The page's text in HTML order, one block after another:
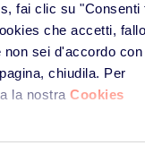
fai clic su "Consenti
che accetti,
non sei d'accordo con
chiudila. Per
la nostra Cookies
dalla
849
118/2020